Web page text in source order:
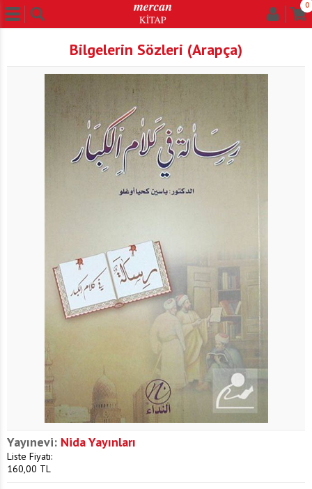
0
Bilgelerin Sözleri (Arapça)
Yayınevi: Nida Yayınları
Liste Fiyatı:
160,00 TL